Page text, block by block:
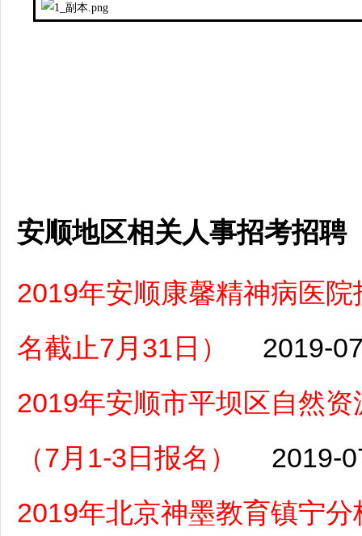
安顺地区相关人事招考招聘
2019年安顺康馨精神病医
名截止7月31日）
2019-
2019年安顺市平坝区自然
（7月1-3日报名）
2019-
2019年北京神墨教育镇宁